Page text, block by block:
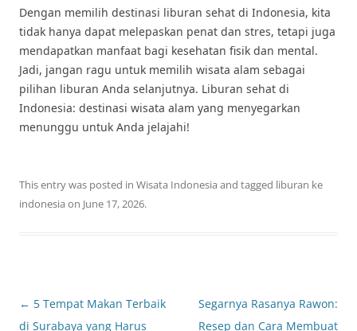
Dengan memilih destinasi liburan sehat di Indonesia, kita
tidak hanya dapat melepaskan penat dan stres, tetapi juga
mendapatkan manfaat bagi kesehatan fisik dan mental.
Jadi, jangan ragu untuk memilih wisata alam sebagai
pilihan liburan Anda selanjutnya. Liburan sehat di
Indonesia: destinasi wisata alam yang menyegarkan
menunggu untuk Anda jelajahi!
This entry was posted in Wisata Indonesia and tagged liburan ke
indonesia on June 17, 2026.
Post
navigation
← 5 Tempat Makan Terbaik
di Surabaya yang Harus
Segarnya Rasanya Rawon:
Resep dan Cara Membuat